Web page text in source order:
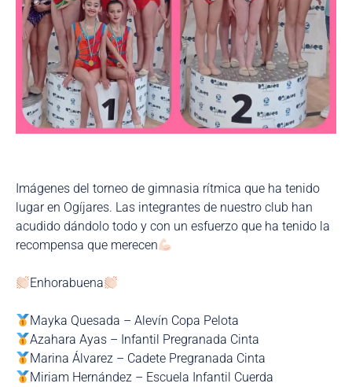
Imágenes del torneo de gimnasia rítmica que ha tenido
lugar en Ogíjares. Las integrantes de nuestro club han
acudido dándolo todo y con un esfuerzo que ha tenido la
recompensa que merecen
Enhorabuena
Mayka Quesada – Alevín Copa Pelota
Azahara Ayas – Infantil Pregranada Cinta
Marina Álvarez – Cadete Pregranada Cinta
Miriam Hernández – Escuela Infantil Cuerda